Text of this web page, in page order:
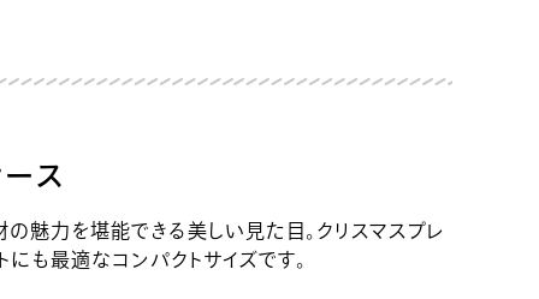
ス
魅力を堪能できる美しい見た目。クリスマスプレ
にも最適なコンパクトサイズです。